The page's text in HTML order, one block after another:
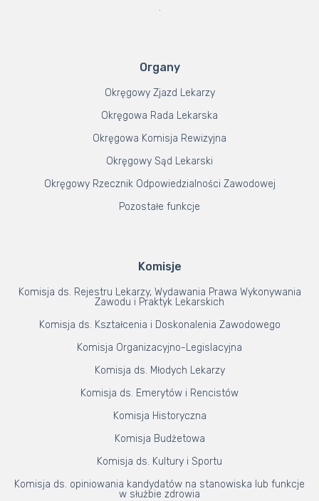
.
Organy
Okręgowy Zjazd Lekarzy
Okręgowa Rada Lekarska
Okręgowa Komisja Rewizyjna
Okręgowy Sąd Lekarski
Okręgowy Rzecznik Odpowiedzialności Zawodowej
Pozostałe funkcje
Komisje
Komisja ds. Rejestru Lekarzy, Wydawania Prawa Wykonywania
Zawodu i Praktyk Lekarskich
Komisja ds. Kształcenia i Doskonalenia Zawodowego
Komisja Organizacyjno-Legislacyjna
Komisja ds. Młodych Lekarzy
Komisja ds. Emerytów i Rencistów
Komisja Historyczna
Komisja Budżetowa
Komisja ds. Kultury i Sportu
Komisja ds. opiniowania kandydatów na stanowiska lub funkcje
w służbie zdrowia